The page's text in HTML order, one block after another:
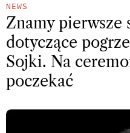
NEWS
Znamy pierwsze
dotyczące
Sojki. Na
poczekać